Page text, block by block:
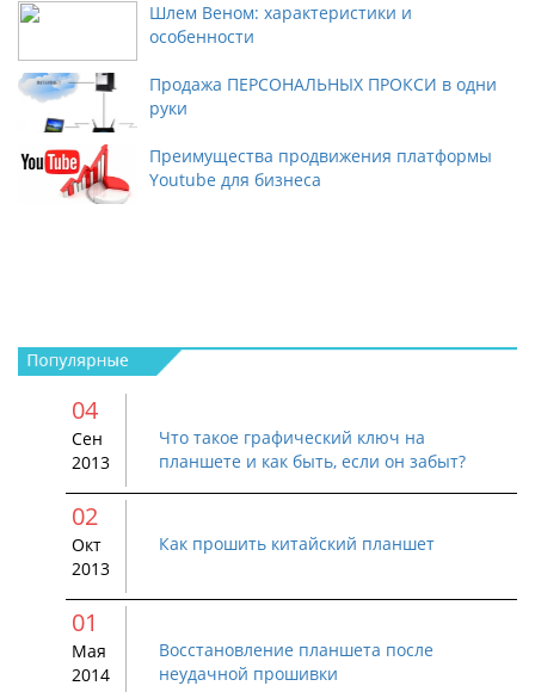
Шлем Веном: характеристики и
особенности
Продажа ПЕРСОНАЛЬНЫХ ПРОКСИ в одни
руки
Преимущества продвижения платформы
Youtube для бизнеса
04
Сен
2013
Что такое графический ключ на
планшете и как быть, если он забыт?
02
Окт
2013
Как прошить китайский планшет
01
Мая
2014
Восстановление планшета после
неудачной прошивки